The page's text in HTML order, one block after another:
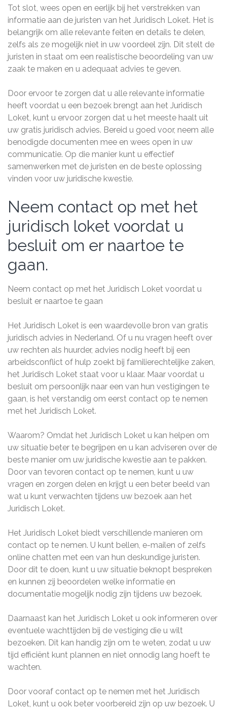
Tot slot, wees open en eerlijk bij het verstrekken van
informatie aan de juristen van het Juridisch Loket. Het is
belangrijk om alle relevante feiten en details te delen,
zelfs als ze mogelijk niet in uw voordeel zijn. Dit stelt de
juristen in staat om een realistische beoordeling van uw
zaak te maken en u adequaat advies te geven.
Door ervoor te zorgen dat u alle relevante informatie
heeft voordat u een bezoek brengt aan het Juridisch
Loket, kunt u ervoor zorgen dat u het meeste haalt uit
uw gratis juridisch advies. Bereid u goed voor, neem alle
benodigde documenten mee en wees open in uw
communicatie. Op die manier kunt u effectief
samenwerken met de juristen en de beste oplossing
vinden voor uw juridische kwestie.
Neem contact op met het
juridisch loket voordat u
besluit om er naartoe te
gaan.
Neem contact op met het Juridisch Loket voordat u
besluit er naartoe te gaan
Het Juridisch Loket is een waardevolle bron van gratis
juridisch advies in Nederland. Of u nu vragen heeft over
uw rechten als huurder, advies nodig heeft bij een
arbeidsconflict of hulp zoekt bij familierechtelijke zaken,
het Juridisch Loket staat voor u klaar. Maar voordat u
besluit om persoonlijk naar een van hun vestigingen te
gaan, is het verstandig om eerst contact op te nemen
met het Juridisch Loket.
Waarom? Omdat het Juridisch Loket u kan helpen om
uw situatie beter te begrijpen en u kan adviseren over de
beste manier om uw juridische kwestie aan te pakken.
Door van tevoren contact op te nemen, kunt u uw
vragen en zorgen delen en krijgt u een beter beeld van
wat u kunt verwachten tijdens uw bezoek aan het
Juridisch Loket.
Het Juridisch Loket biedt verschillende manieren om
contact op te nemen. U kunt bellen, e-mailen of zelfs
online chatten met een van hun deskundige juristen.
Door dit te doen, kunt u uw situatie beknopt bespreken
en kunnen zij beoordelen welke informatie en
documentatie mogelijk nodig zijn tijdens uw bezoek.
Daarnaast kan het Juridisch Loket u ook informeren over
eventuele wachttijden bij de vestiging die u wilt
bezoeken. Dit kan handig zijn om te weten, zodat u uw
tijd efficiënt kunt plannen en niet onnodig lang hoeft te
wachten.
Door vooraf contact op te nemen met het Juridisch
Loket, kunt u ook beter voorbereid zijn op uw bezoek. U